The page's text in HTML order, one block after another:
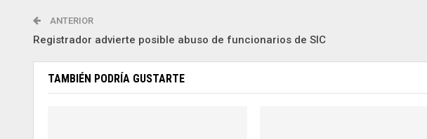
ANTERIOR
Registrador advierte posible abuso de funcionarios de SIC
TAMBIÉN PODRÍA GUSTARTE